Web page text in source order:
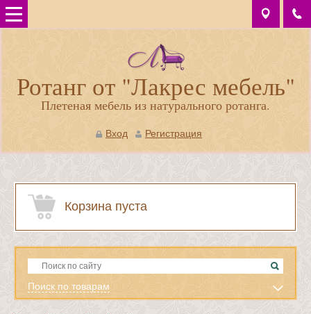
Ротанг от "Лакрес мебель"
Плетеная мебель из натурального ротанга.
Вход Регистрация
Корзина пуста
Поиск по товарам